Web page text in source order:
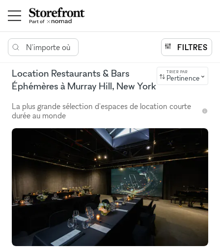
N'importe où FILTRES
Location Restaurants & Bars
Éphémères à Murray Hill, New York
TRIER PAR
Pertinence
La plus grande sélection d'espaces de location courte
durée au monde